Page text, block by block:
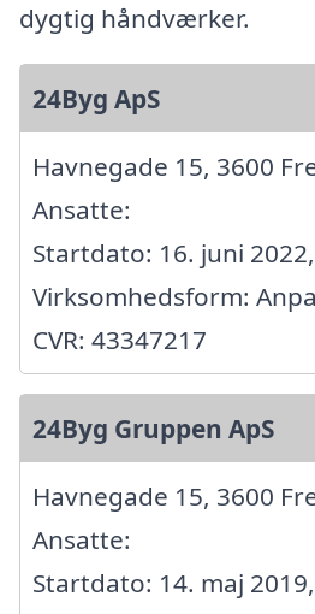
dygtig håndværker.
24Byg ApS
Havnegade 15, 3600
Ansatte:
Startdato: 16. juni 2022,
Virksomhedsform:
CVR: 43347217
24Byg Gruppen ApS
Havnegade 15, 3600
Ansatte:
Startdato: 14. maj 2019,